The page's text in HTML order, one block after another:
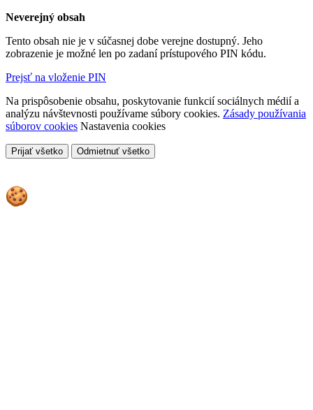
Neverejný obsah
Tento obsah nie je v súčasnej dobe verejne dostupný. Jeho
zobrazenie je možné len po zadaní prístupového PIN kódu.
Prejsť na vloženie PIN
Na prispôsobenie obsahu, poskytovanie funkcií sociálnych médií a
analýzu návštevnosti používame súbory cookies. Zásady používania
súborov cookies Nastavenia cookies
Prijať všetko Odmietnuť všetko